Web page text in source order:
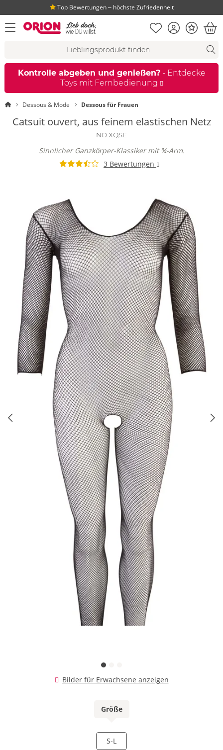
Top Bewertungen ‒ höchste Zufriedenheit
Menü öffnen Merkliste
KontoBonus
Kontrolle abgeben und genießen?- Entdecke
Toys mit Fernbedienung
StartseiteDessous & Mode Dessous für Frauen
Catsuit ouvert, aus feinem elastischen Netz
NO:XQSE
Sinnlicher Ganzkörper-Klassiker mit ¾-Arm.
3 Bewertungen
Bilder für Erwachsene anzeigen
Größe
S-L